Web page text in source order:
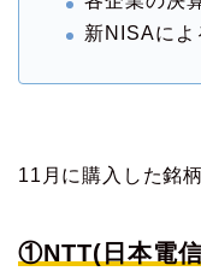
新NISAによ
11月に購入した銘
①NTT(日本電